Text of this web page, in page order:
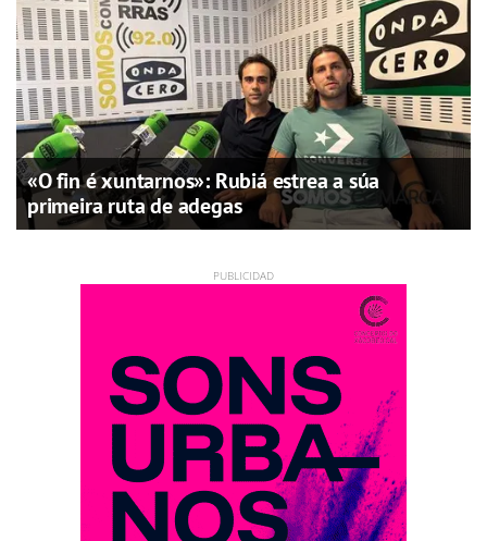
«O fin é xuntarnos»: Rubiá estrea a súa
primeira ruta de adegas